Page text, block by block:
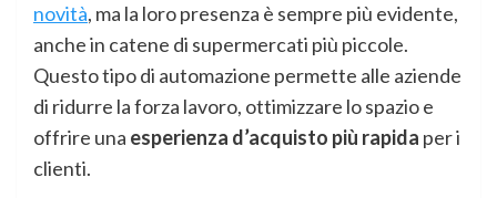
novità, ma la loro presenza è sempre più evidente,
anche in catene di supermercati più piccole.
Questo tipo di automazione permette alle aziende
di ridurre la forza lavoro, ottimizzare lo spazio e
offrire una esperienza d’acquisto più rapida per i
clienti.